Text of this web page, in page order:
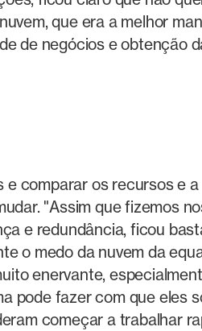
que era a melhor
de negócios e obtenção
e comparar os recursos e a
"Assim que fizemos
e redundância, ficou
o medo da nuvem da
enervante,
pode fazer com que eles
começar a trabalhar